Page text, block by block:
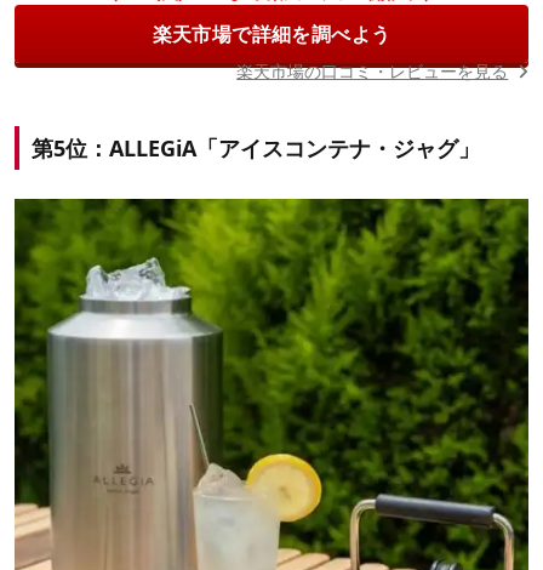
楽天市場で詳細を調べよう
楽天市場の口コミ・レビューを見る
第5位：ALLEGiA「アイスコンテナ・ジャグ」